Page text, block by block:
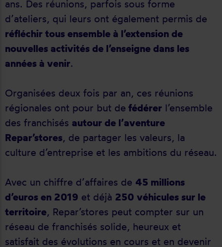
ans. Des réunions, parfois sous forme
d’ateliers, qui leurs ont également permis de
réfléchir tous ensemble à l’extension de
nouvelles activités de l’enseigne dans les
années à venir.
Organisées deux fois par an, ces réunions
régionales ont pour but de fédérer l’ensemble
des franchisés autour de l’aventure
Repar’stores, de partager les valeurs, la
culture d’entreprise et les ambitions du réseau.
Avec un chiffre d’affaires de 45 millions
d’euros en 2019 et déjà 250 véhicules sur le
territoire, Repar’stores peut compter sur un
réseau de franchisés solide, heureux et
satisfait des évolutions en cours et en devenir